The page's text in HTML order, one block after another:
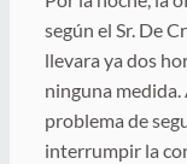
según el Sr. De
llevara ya dos
ninguna
problema de
interrumpir la